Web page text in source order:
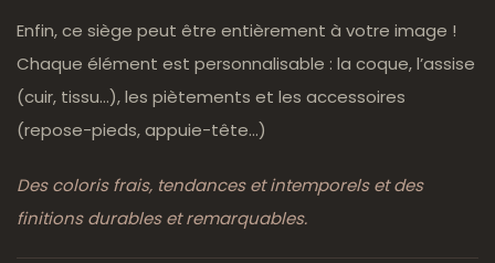
Enfin, ce siège peut être entièrement à votre image !
Chaque élément est personnalisable : la coque, l’assise
(cuir, tissu…), les piètements et les accessoires
(repose-pieds, appuie-tête…)
Des coloris frais, tendances et intemporels et des
finitions durables et remarquables.